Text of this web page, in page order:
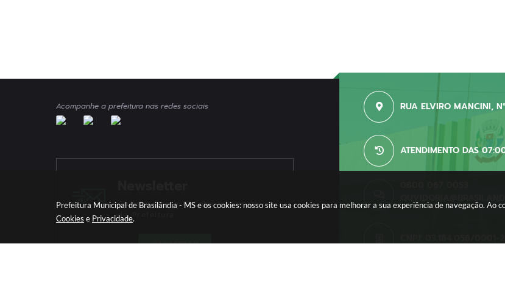
Prefeitura Municipal de Brasilândia - MS e os cookies: nosso site usa cookies para melhorar a sua experiência de navegação. Ao
Cookies e Privacidade.
Acompanhe a prefeitura nas redes sociais
Cadastre-se e Receba Informativos
da Prefeitura
CADASTRAR
RUA ELVIRO MANCINI,
ATENDIMENTO DAS